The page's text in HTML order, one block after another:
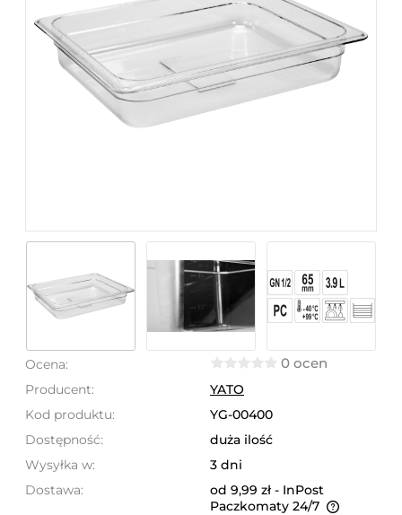
Ocena: 0 ocen
Producent:
YATO
Kod produktu:
YG-00400
Dostępność:
duża ilość
Wysyłka w:
3 dni
Dostawa:
od 9,99 zł - InPost
Paczkomaty 24/7